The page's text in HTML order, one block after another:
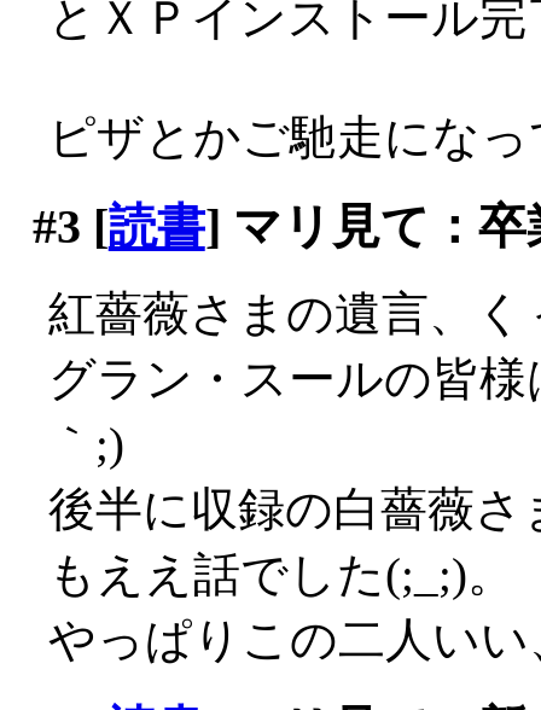
とＸＰインストール
ピザとかご馳走にな
#3 [読書] マリ見て：卒
紅薔薇さまの遺言、く
グラン・スールの皆
｀;)
後半に収録の白薔薇
もええ話でした(;_;)。
やっぱりこの二人い